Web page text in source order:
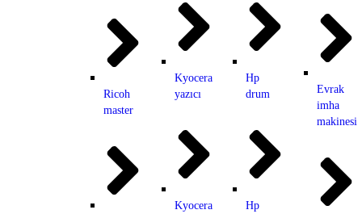
Ricoh
master
Kyocera
yazıcı
Kyocera
Hp
drum
Hp
Evrak
imha
makinesi